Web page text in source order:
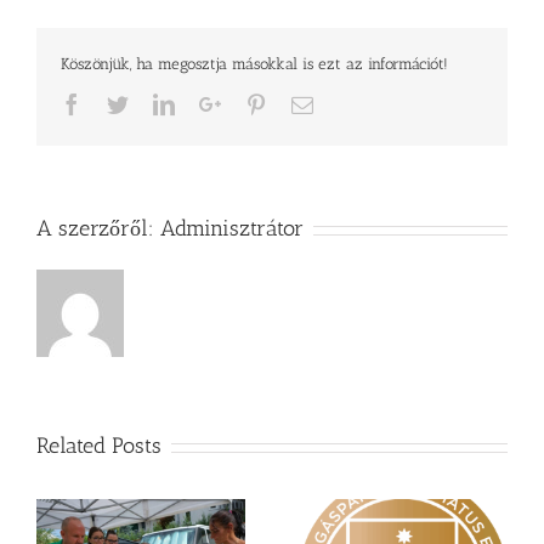
Köszönjük, ha megosztja másokkal is ezt az információt!
Facebook
TwitterLinkedInGoogle+PinterestEmail
A szerzőről: Adminisztrátor
Related Posts